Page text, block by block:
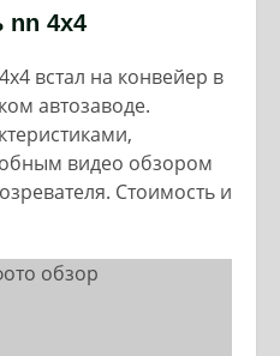
nn 4х4
встал на конвейер в
автозаводе.
видео обзором
Стоимость и